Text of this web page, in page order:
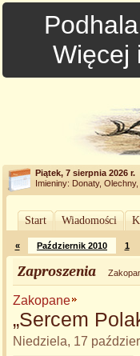
Więcej
Piątek, 7 sierpnia 2026 r.
Imieniny: Donaty,
Start Wiadomości
« Październik 2010 1
Zaproszenia
Zakopane
„Sercem
Niedziela, 17